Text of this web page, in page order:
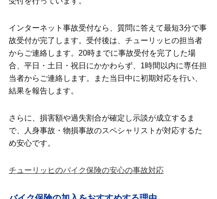
インターネット事故受付なら、質問に答えて最短3分で事
故受付が完了します。受付後は、チューリッヒの担当者
からご連絡します。20時までに事故受付を完了した場
合、平日・土日・祝日にかかわらず、1時間以内に専任担
当者からご連絡します。また当日中に初期対応を行い、
結果を報告します。
さらに、損害額や過失割合が確定し示談が成立するま
で、人身事故・物損事故のスペシャリストが対応するた
め安心です。
チューリッヒのバイク保険の安心の事故対応